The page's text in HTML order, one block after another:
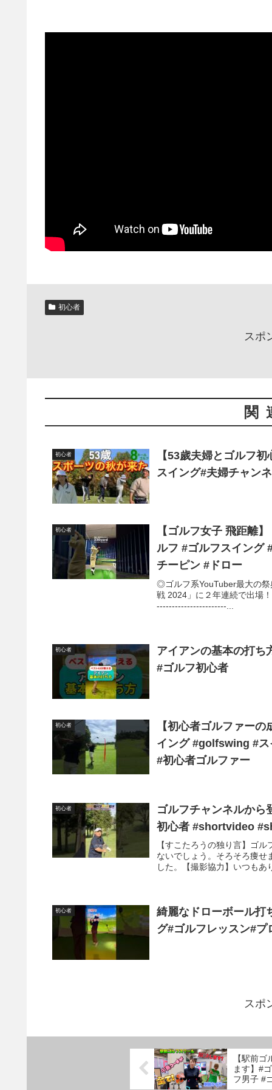
初心者
スポ
関
初心者
【53歲夫婦とゴルフ
スイング#夫婦チャン
初心者
【ゴルフ女子 飛距離
ルフ #ゴルフスイング
チーピン #ドロー
◎ゴルフ系YouTuber最大の
戦 2024」に２年連続で出場
-----------------------...
初心者
アイアンの基本の打ち
#ゴルフ初心者
初心者
【初心者ゴルファー
イング #golfswing #ス
#初心者ゴルファー
初心者
ゴルフチャンネルから
初心者 #shortvideo
【すこたろうの独り言】ゴ
ないでしょう。そろそろ痩せ
した。【撮影協力】いつも
初心者
綺麗なドローボール打
グ#ゴルフレッスン#
スポ
【駅前
ます】#
フ男子 #